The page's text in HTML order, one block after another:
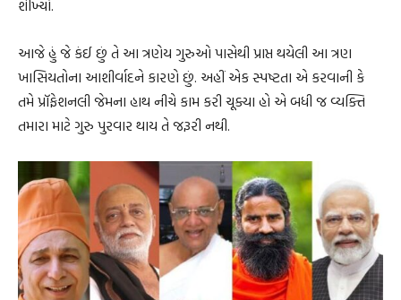
શીખ્યો.
આજે હું જે કંઈ છું તે આ ત્રણેય ગુરુઓ પાસેથી પ્રાપ્ત થયેલી આ ત્રણ
ખાસિયતોના આશીર્વાદને કારણે છું. અહીં એક સ્પષ્ટતા એ કરવાની કે
તમે પ્રૉફેશનલી જેમના હાથ નીચે કામ કરી ચૂક્યા હો એ બધી જ વ્યક્તિ
તમારા માટે ગુરુ પુરવાર થાય તે જરૂરી નથી.